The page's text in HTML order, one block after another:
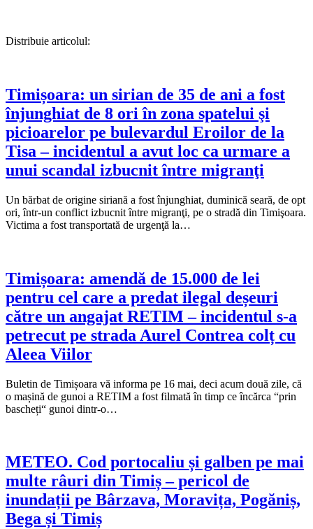
Distribuie articolul:
Timișoara: un sirian de 35 de ani a fost
înjunghiat de 8 ori în zona spatelui şi
picioarelor pe bulevardul Eroilor de la
Tisa – incidentul a avut loc ca urmare a
unui scandal izbucnit între migranţi
Un bărbat de origine siriană a fost înjunghiat, duminică seară, de opt
ori, într-un conflict izbucnit între migranţi, pe o stradă din Timişoara.
Victima a fost transportată de urgenţă la…
Timișoara: amendă de 15.000 de lei
pentru cel care a predat ilegal deșeuri
către un angajat RETIM – incidentul s-a
petrecut pe strada Aurel Contrea colț cu
Aleea Viilor
Buletin de Timișoara vă informa pe 16 mai, deci acum două zile, că
o mașină de gunoi a RETIM a fost filmată în timp ce încărca “prin
bascheți“ gunoi dintr-o…
METEO. Cod portocaliu și galben pe mai
multe râuri din Timiș – pericol de
inundații pe Bârzava, Moravița, Pogăniș,
Bega și Timiș